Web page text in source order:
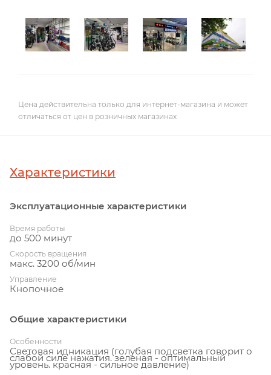
Цена действительна только для интернет-магазина и может
отличаться от цен в розничных магазинах
Характеристики
Эксплуатационные характеристики
Время работы
до 500 минут
Скорость вращения
макс. 3200 об/мин
Управление
Кнопочное
Общие характеристики
Особенности
Световая идникация (голубая подсветка говорит о
слабой силе нажатия. зеленая - оптимальный
уровень. красная - сильное давление)